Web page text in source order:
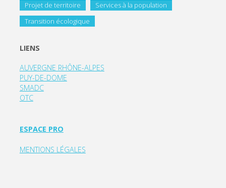
Projet de territoire
Services à la population
Transition écologique
LIENS
AUVERGNE RHÔNE-ALPES
PUY-DE-DOME
SMADC
OTC
ESPACE PRO
MENTIONS LÉGALES